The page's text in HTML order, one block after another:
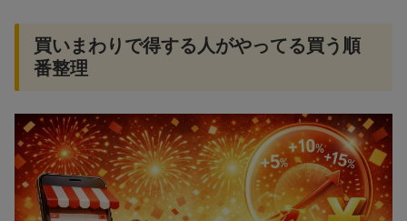
買いまわりで得する人がやってる買う順
番整理